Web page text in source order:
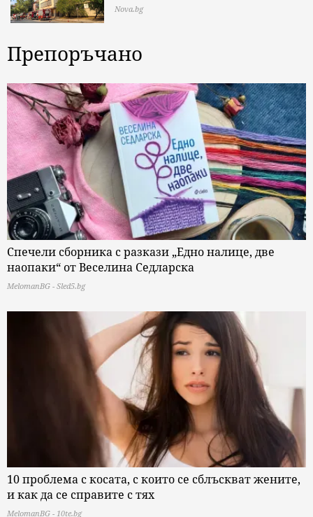
Nova.bg
Препоръчано
Спечели сборника с разкази „Едно налице, две
наопаки“ от Веселина Седларска
MelomanBG - Sled5.bg
10 проблема с косата, с които се сблъскват жените,
и как да се справите с тях
MelomanBG - 10te.bg